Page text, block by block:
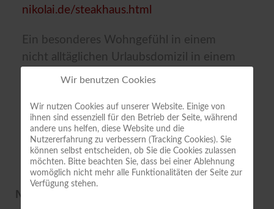
nikolai.de/steakhaus.html
Ein besonderes Wohngefühl in einem
nicht alltäglichen Urlaubsdomizil in einem
Acker-Bürgerhaus in Quedlinburg.
NEUESTE BEITRÄGE
Wir benutzen Cookies
Wir nutzen Cookies auf unserer Website. Einige von
ihnen sind essenziell für den Betrieb der Seite, während
andere uns helfen, diese Website und die
Nutzererfahrung zu verbessern (Tracking Cookies). Sie
können selbst entscheiden, ob Sie die Cookies zulassen
möchten. Bitte beachten Sie, dass bei einer Ablehnung
womöglich nicht mehr alle Funktionalitäten der Seite zur
Verfügung stehen.